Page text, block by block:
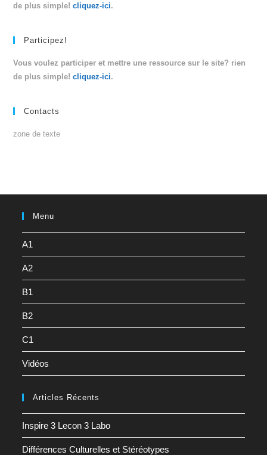
de plus simple!cliquez-ici.
Participez!
Vous voulez participer et mettre une ressource sur le site? rien
de plus simple!cliquez-ici.
Contacts
zone de texte
Menu
A1
A2
B1
B2
C1
Vidéos
Articles Récents
Inspire 3 Lecon 3 Labo
Différences Culturelles et Stéréotypes